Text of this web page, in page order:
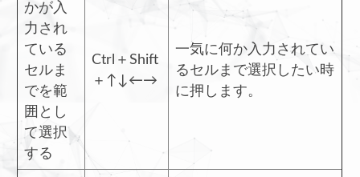
かが入
力され
ている
セルま
でを範
囲とし
て選択
する
Ctrl＋Shift
＋↑↓←→
一気に何か入力されてい
るセルまで選択したい時
に押します。